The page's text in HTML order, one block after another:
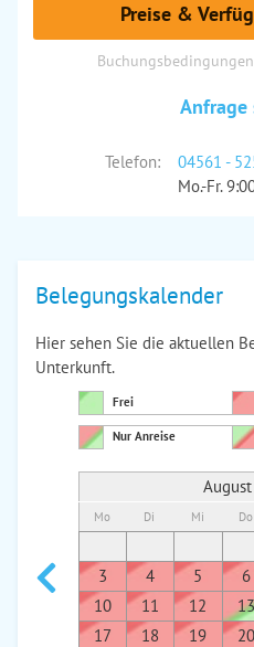
Preise &
Buchungsbedingungen
Anfrage
Telefon:
04561 -
Mo.-Fr.
Belegungskalender
Hier sehen Sie die aktuellen
Unterkunft.
Frei
Nur Anreise
Mo Di Mi Do
3
4 5 6
10
11 12 13
17
18 19 20